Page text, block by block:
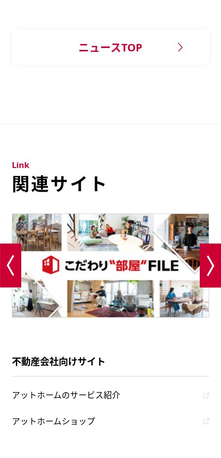
ニュースTOP
関連サイト
Link
不動産会社向けサイト
アットホームのサービス紹介
アットホームショップ